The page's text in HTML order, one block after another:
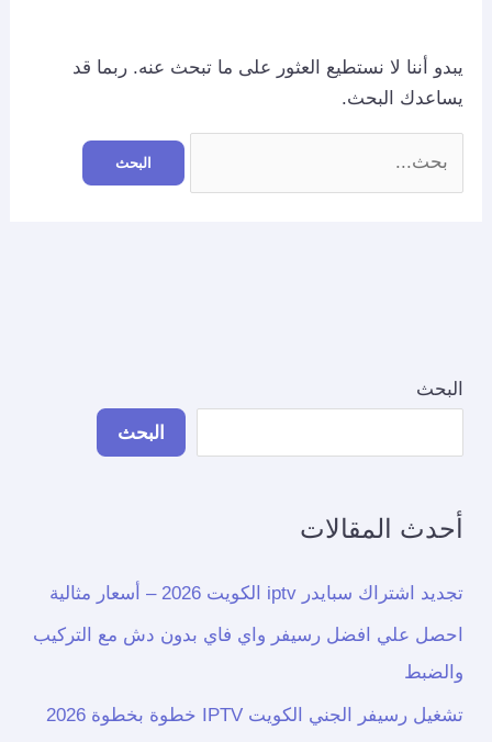
يبدو أننا لا نستطيع العثور على ما تبحث عنه. ربما قد
يساعدك البحث.
البحث
البحث
أحدث المقالات
تجديد اشتراك سبايدر iptv الكويت 2026 – أسعار مثالية
احصل علي افضل رسيفر واي فاي بدون دش مع التركيب
والضبط
تشغيل رسيفر الجني الكويت IPTV خطوة بخطوة 2026